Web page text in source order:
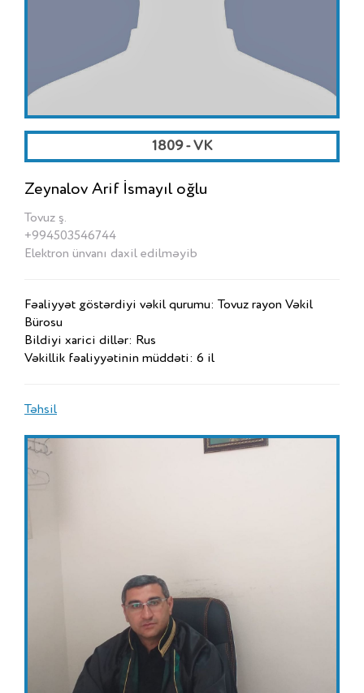
1809 - VK
Zeynalov Arif İsmayıl oğlu
Tovuz ş.
+994503546744
Elektron ünvanı daxil edilməyib
Fəaliyyət göstərdiyi vəkil qurumu: Tovuz rayon Vəkil
Bürosu
Bildiyi xarici dillər: Rus
Vəkillik fəaliyyətinin müddəti: 6 il
Təhsil